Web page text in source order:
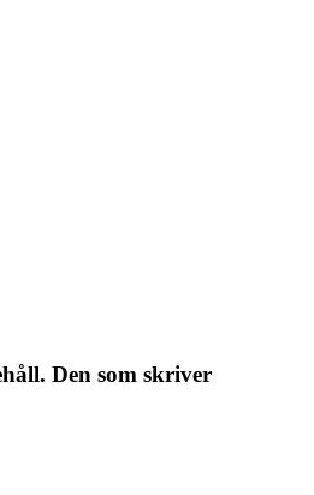
Den som skriver